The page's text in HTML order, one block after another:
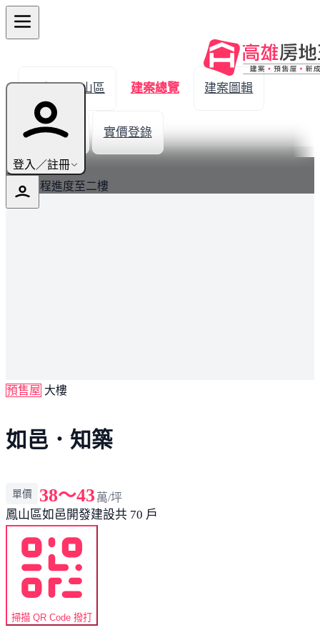
登入／註冊
← 返回鳳山區 建案總覽 建案圖輯
生活機能 實價登錄
最新
目前工程進度至二樓
預售屋 大樓
如邑．知築
單價 38～43 萬/坪
鳳山區如邑開發建設共 70 戶
掃描 QR Code 撥打